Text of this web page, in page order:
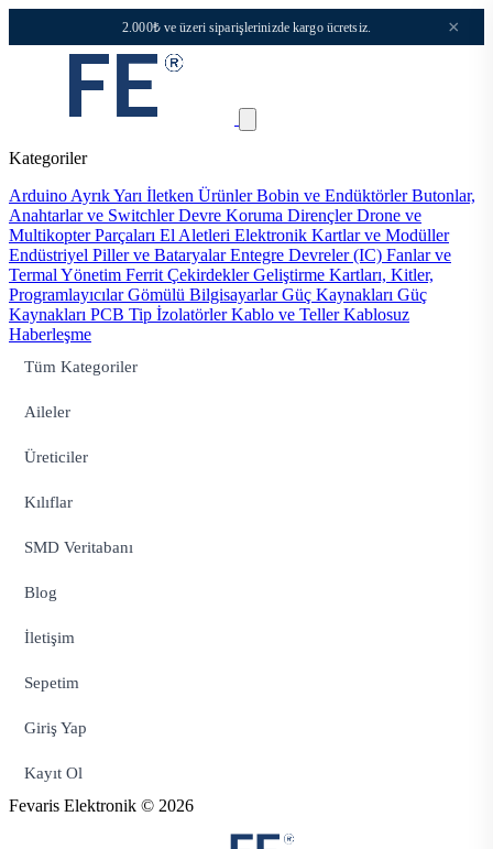
2.000₺ ve üzeri siparişlerinizde kargo ücretsiz. ×
Kategoriler
Arduino Ayrık Yarı İletken ÜrünlerBobin ve EndüktörlerButonlar,
Anahtarlar ve SwitchlerDevre Koruma DirençlerDrone ve
Multikopter Parçaları El Aletleri Elektronik Kartlar ve Modüller
Endüstriyel Piller ve BataryalarEntegre Devreler (IC) Fanlar ve
Termal Yönetim Ferrit ÇekirdeklerGeliştirme Kartları, Kitler,
ProgramlayıcılarGömülü BilgisayarlarGüç Kaynakları Güç
Kaynakları PCB Tip İzolatörlerKablo ve TellerKablosuz
Haberleşme
Tüm Kategoriler
Aileler
Üreticiler
Kılıflar
SMD Veritabanı
Blog
İletişim
Sepetim
Giriş Yap
Kayıt Ol
Fevaris Elektronik © 2026